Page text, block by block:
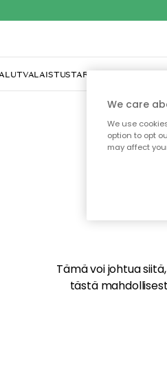
VALAISTUSTARJOILU JA
Tämä voi johtua
tästä
We care
We use
option to opt
may affect